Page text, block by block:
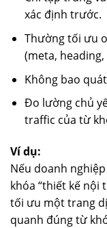
xác định trước.
Thường tối ưu
(meta,
Không bao
Đo lường chủ
traffic của từ
Ví dụ:
Nếu doanh
khóa “thiết kế nội
tối ưu một trang
quanh đúng từ